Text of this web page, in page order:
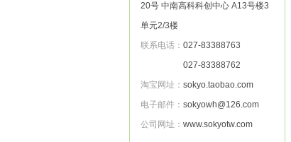
20号 中南高科科创中心 A13号楼3
单元2/3楼
联系电话： 027-83388763
027-83388762
淘宝网址： sokyo.taobao.com
电子邮件： sokyowh@126.com
公司网址： www.sokyotw.com